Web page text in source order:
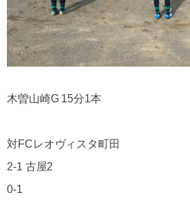
木曽山崎G 15分1本
対FCレオヴィスタ町田
2-1 古屋2
0-1